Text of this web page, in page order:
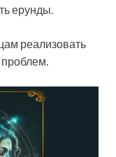
ерунды.
реализовать
проблем.